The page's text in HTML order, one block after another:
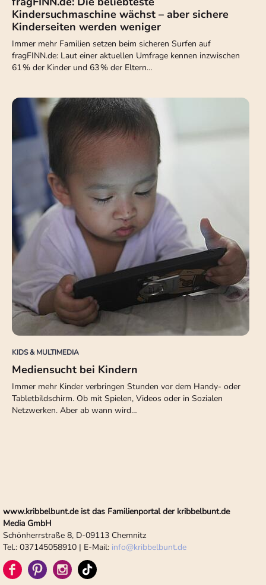
Kindersuchmaschine wächst – aber sichere
Kinderseiten werden weniger
Immer mehr Familien setzen beim sicheren Surfen auf
fragFINN.de: Laut einer aktuellen Umfrage kennen inzwischen
61 % der Kinder und 63 % der Eltern…
KIDS & MULTIMEDIA
Mediensucht bei Kindern
Immer mehr Kinder verbringen Stunden vor dem Handy- oder
Tabletbildschirm. Ob mit Spielen, Videos oder in Sozialen
Netzwerken. Aber ab wann wird…
www.kribbelbunt.de ist das Familienportal der kribbelbunt.de
Media GmbH
Schönherrstraße 8, D-09113 Chemnitz
Tel.: 037145058910 | E-Mail: info@kribbelbunt.de